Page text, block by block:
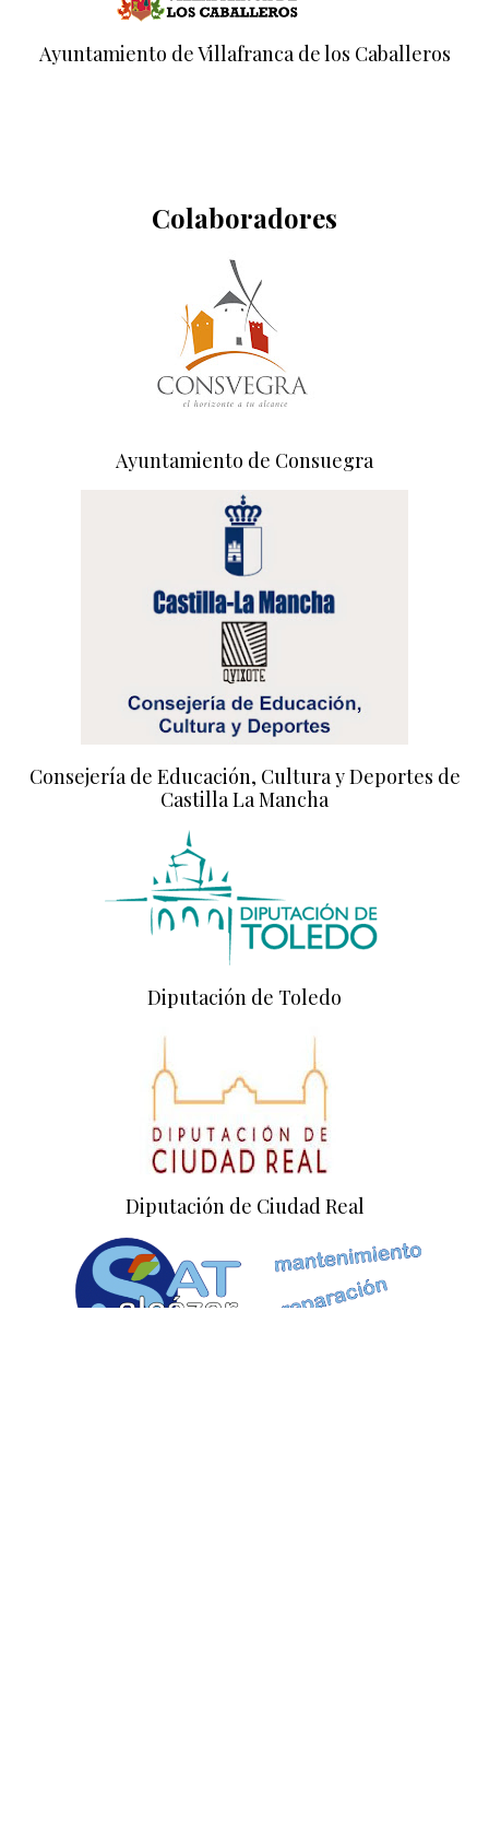
Ayuntamiento de Villafranca de los Caballeros
Colaboradores
Ayuntamiento de Consuegra
Consejería de Educación, Cultura y Deportes de
Castilla La Mancha
Diputación de Toledo
Diputación de Ciudad Real